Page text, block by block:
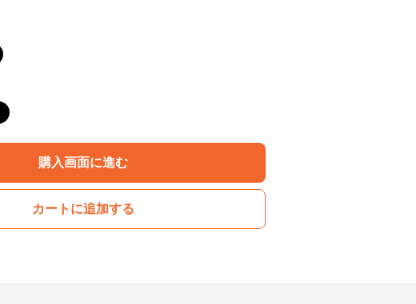
購入画面に進む
カートに追加する